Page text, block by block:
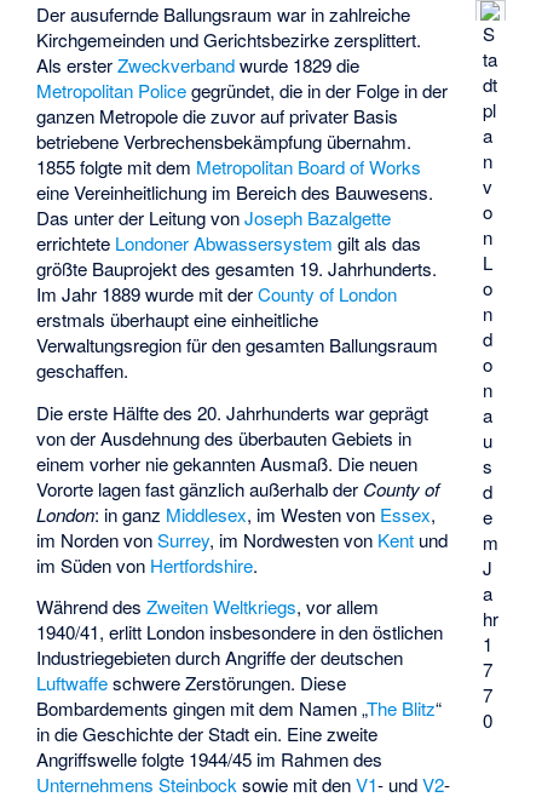
S
ta
dt
pl
a
n
v
o
n
L
o
n
d
o
n
a
u
s
d
e
m
J
a
hr
1
7
7
0
Der ausufernde Ballungsraum war in zahlreiche
Kirchgemeinden und Gerichtsbezirke zersplittert.
Als ersterZweckverbandwurde 1829 die
Metropolitan Policegegründet, die in der Folge in der
ganzen Metropole die zuvor auf privater Basis
betriebene Verbrechensbekämpfung übernahm.
1855 folgte mit dem Metropolitan Board of Works
eine Vereinheitlichung im Bereich des Bauwesens.
Das unter der Leitung vonJoseph Bazalgette
errichtete Londoner Abwassersystem gilt als das
größte Bauprojekt des gesamten 19. Jahrhunderts.
Im Jahr 1889 wurde mit derCounty of London
erstmals überhaupt eine einheitliche
Verwaltungsregion für den gesamten Ballungsraum
geschaffen.
Die erste Hälfte des 20. Jahrhunderts war geprägt
von der Ausdehnung des überbauten Gebiets in
einem vorher nie gekannten Ausmaß. Die neuen
Vororte lagen fast gänzlich außerhalb der County of
London: in ganz Middlesex, im Westen von Essex,
im Norden vonSurrey, im Nordwesten von Kent und
im Süden von Hertfordshire.
Während desZweiten Weltkriegs, vor allem
1940/41, erlitt London insbesondere in den östlichen
Industriegebieten durch Angriffe der deutschen
Luftwaffeschwere Zerstörungen. Diese
Bombardements gingen mit dem Namen „The Blitz“
in die Geschichte der Stadt ein. Eine zweite
Angriffswelle folgte 1944/45 im Rahmen des
Unternehmens Steinbocksowie mit denV1- undV2-